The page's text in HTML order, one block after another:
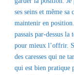
ses seins et même
maintenir en
passais par-dessus
pour mieux l’offrir.
des caresses qui ne
qui est bien pratique